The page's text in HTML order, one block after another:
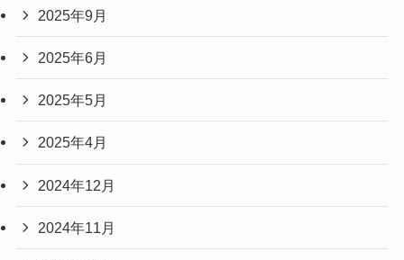
2025年9月
2025年6月
2025年5月
2025年4月
2024年12月
2024年11月